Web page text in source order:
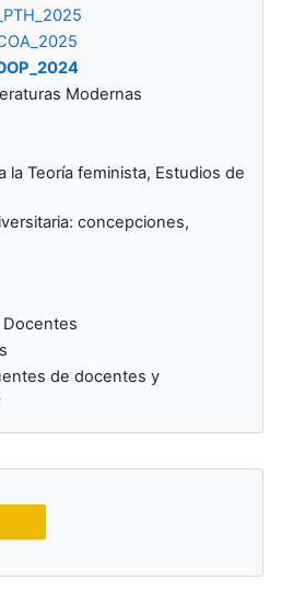
Modernas
la Teoría feminista, Estudios de
concepciones,
de docentes y